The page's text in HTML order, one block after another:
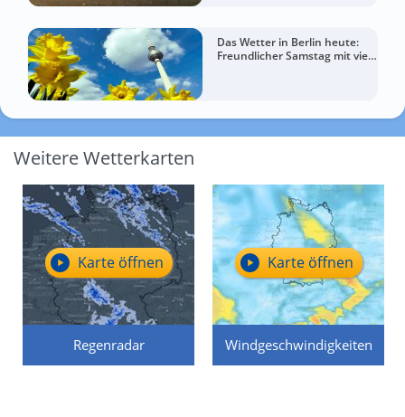
Das Wetter in Berlin heute:
Freundlicher Samstag mit viel
Weitere Wetterkarten
Regenradar
Karte öffnen
Windgeschwindigkeiten
Karte öffnen